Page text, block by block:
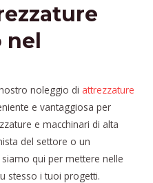
nel
noleggio di attrezzature
e vantaggiosa per
e macchinari di alta
del settore o un
qui per mettere nelle
stesso i tuoi progetti.